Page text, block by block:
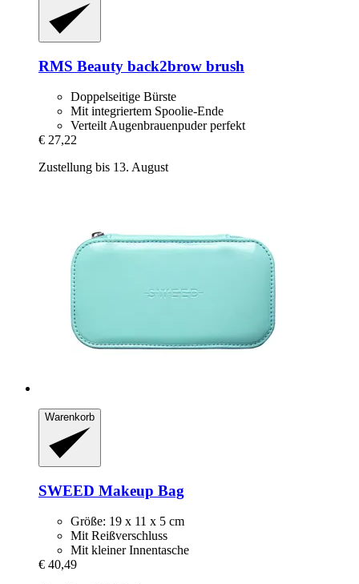
RMS Beauty back2brow brush
Doppelseitige Bürste
Mit integriertem Spoolie-Ende
Verteilt Augenbrauenpuder perfekt
€ 27,22
Zustellung bis 13. August
Warenkorb
SWEED Makeup Bag
Größe: 19 x 11 x 5 cm
Mit Reißverschluss
Mit kleiner Innentasche
€ 40,49